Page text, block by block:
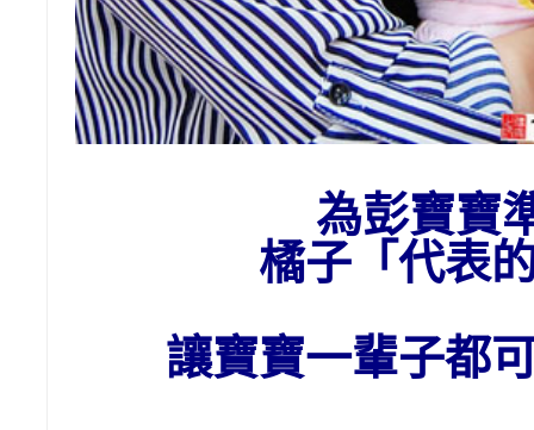
為彭寶寶
橘子 「代表
讓寶寶一輩子都